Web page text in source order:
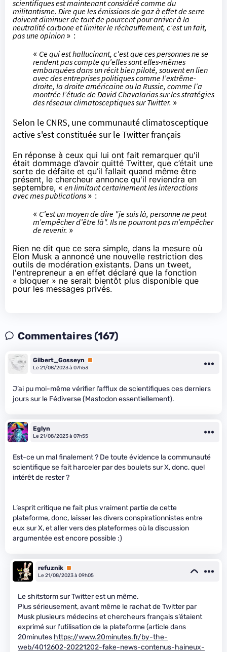
scientifiques est maintenant considéré comme du
militantisme. Dire que les émissions de gaz à effet de serre
doivent diminuer de tant de pourcent pour arriver à la
neutralité carbone et limiter le réchauffement, c’est un fait,
pas une opinion » :
« Ce qui est hallucinant, c'est que ces personnes ne se
rendent pas compte qu’elles sont elles-mêmes
embarquées dans un récit bien piloté, souvent en lien
avec des entreprises politiques comme l’extrême-
droite, la droite américaine ou la Russie, comme l’a
montrée l’étudede David Chavalarias sur les stratégies
des réseaux climatosceptiques sur Twitter. »
Selon le CNRS, une communauté climatosceptique
active s'est constituée sur le Twitter français
En réponse à ceux qui lui ont fait remarquer qu'il
était dommage d’avoir quitté Twitter, que c’était une
sorte de défaite et qu’il fallait quand même être
présent, le chercheur annonce qu'il reviendra en
septembre, « en limitant certainement les interactions
avec mes publications » :
« C’est un moyen de dire "je suis là, personne ne peut
m’empêcher d’être là". Ils ne pourront pas m’empêcher
de revenir. »
Rien ne dit que ce sera simple, dans la mesure où
Elon Musk a annoncé une nouvelle restriction des
outils de modération existants. Dans un tweet,
l'entrepreneur a en effet déclaré que la fonction
« bloquer » ne serait bientôt plus disponible que
pour les messages privés.
Commentaires (167)
Gilbert_Gosseyn
Premium
Le 21/08/2023 à 07h53
J’ai pu moi-même vérifier l’afflux de scientifiques ces derniers
jours sur le Fédiverse (Mastodon essentiellement).
Eglyn
Le 21/08/2023 à 07h55
Est-ce un mal finalement ? De toute évidence la communauté
scientifique se fait harceler par des boulets sur X, donc, quel
intérêt de rester ?
L’esprit critique ne fait plus vraiment partie de cette
plateforme, donc, laisser les divers conspirationnistes entre
eux sur X, et aller vers des plateformes où la discussion
argumentée est encore possible :)
refuznik Premium
Le 21/08/2023 à 09h05
Le shitstorm sur Twitter est un même.
Plus sérieusement, avant même le rachat de Twitter par
Musk plusieurs médecins et chercheurs français s’étaient
exprimé sur l’utilisation de la plateforme (article dans
20minutes https://www.20minutes.fr/by-the-
web/4012602-20221202-fake-news-contenus-haineux-